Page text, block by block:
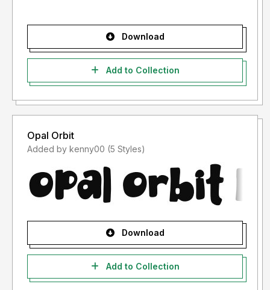
Download
Add to Collection
Opal Orbit
Added by kenny00 (5 Styles)
Download
Add to Collection